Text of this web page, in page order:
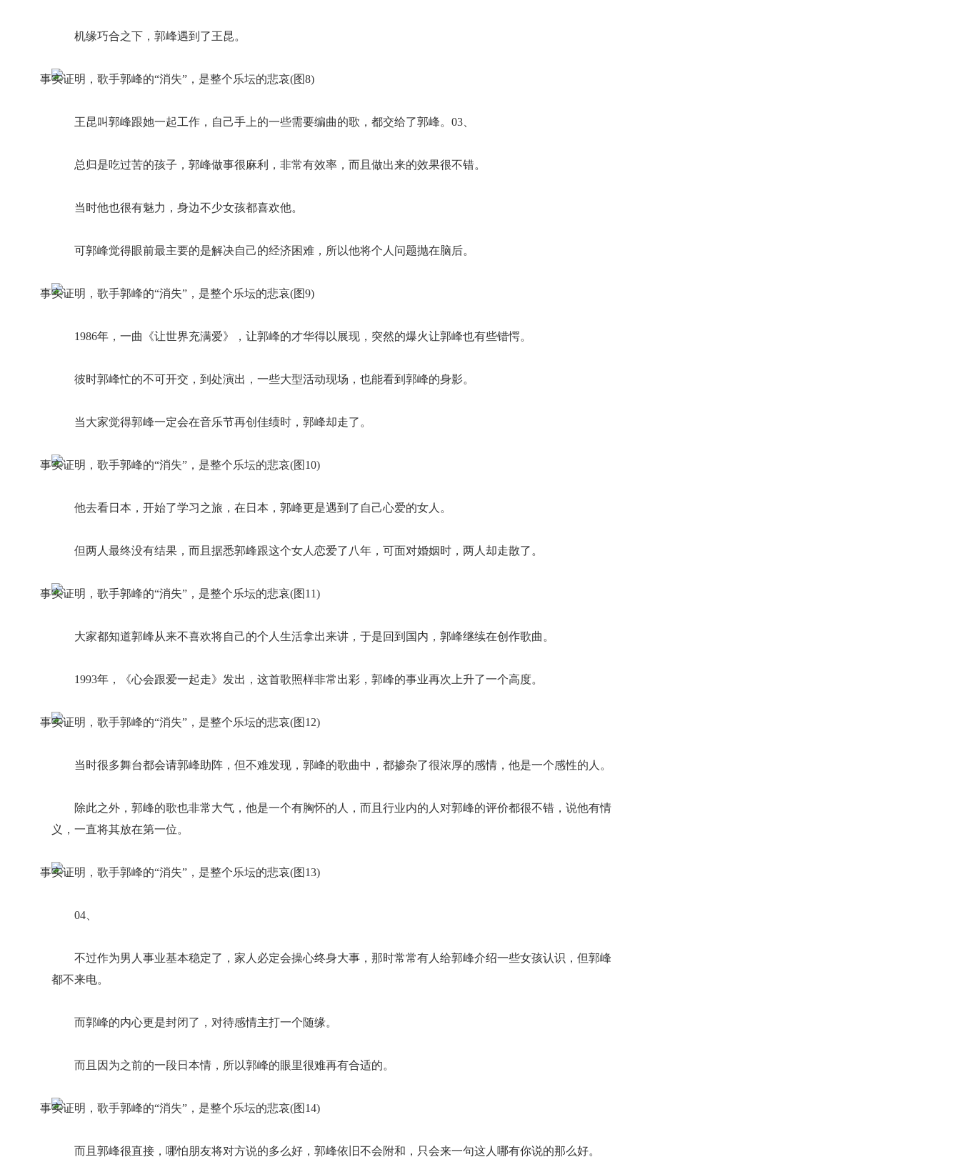
机缘巧合之下，郭峰遇到了王昆。
王昆叫郭峰跟她一起工作，自己手上的一些需要编曲的歌，都交给了郭峰。03、
总归是吃过苦的孩子，郭峰做事很麻利，非常有效率，而且做出来的效果很不错。
当时他也很有魅力，身边不少女孩都喜欢他。
可郭峰觉得眼前最主要的是解决自己的经济困难，所以他将个人问题抛在脑后。
1986年，一曲《让世界充满爱》，让郭峰的才华得以展现，突然的爆火让郭峰也有些错愕。
彼时郭峰忙的不可开交，到处演出，一些大型活动现场，也能看到郭峰的身影。
当大家觉得郭峰一定会在音乐节再创佳绩时，郭峰却走了。
他去看日本，开始了学习之旅，在日本，郭峰更是遇到了自己心爱的女人。
但两人最终没有结果，而且据悉郭峰跟这个女人恋爱了八年，可面对婚姻时，两人却走散了。
大家都知道郭峰从来不喜欢将自己的个人生活拿出来讲，于是回到国内，郭峰继续在创作歌曲。
1993年，《心会跟爱一起走》发出，这首歌照样非常出彩，郭峰的事业再次上升了一个高度。
当时很多舞台都会请郭峰助阵，但不难发现，郭峰的歌曲中，都掺杂了很浓厚的感情，他是一个感性的人。
除此之外，郭峰的歌也非常大气，他是一个有胸怀的人，而且行业内的人对郭峰的评价都很不错，说他有情
义，一直将其放在第一位。
04、
不过作为男人事业基本稳定了，家人必定会操心终身大事，那时常常有人给郭峰介绍一些女孩认识，但郭峰
都不来电。
而郭峰的内心更是封闭了，对待感情主打一个随缘。
而且因为之前的一段日本情，所以郭峰的眼里很难再有合适的。
而且郭峰很直接，哪怕朋友将对方说的多么好，郭峰依旧不会附和，只会来一句这人哪有你说的那么好。